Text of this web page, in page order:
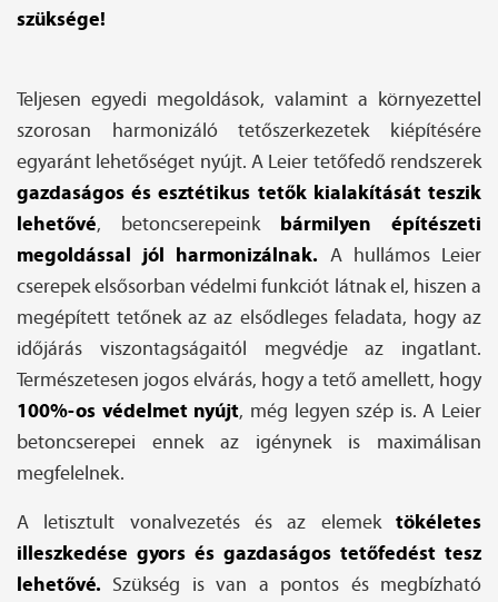
szüksége!
Teljesen egyedi megoldások, valamint a környezettel
szorosan harmonizáló tetőszerkezetek kiépítésére
egyaránt lehetőséget nyújt. A Leier tetőfedő rendszerek
gazdaságos és esztétikus tetők kialakítását teszik
lehetővé, betoncserepeink bármilyen építészeti
megoldással jól harmonizálnak. A hullámos Leier
cserepek elsősorban védelmi funkciót látnak el, hiszen a
megépített tetőnek az az elsődleges feladata, hogy az
időjárás viszontagságaitól megvédje az ingatlant.
Természetesen jogos elvárás, hogy a tető amellett, hogy
100%-os védelmet nyújt, még legyen szép is. A Leier
betoncserepei ennek az igénynek is maximálisan
megfelelnek.
A letisztult vonalvezetés és az elemek tökéletes
illeszkedése gyors és gazdaságos tetőfedést tesz
lehetővé. Szükség is van a pontos és megbízható